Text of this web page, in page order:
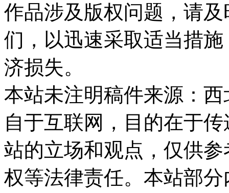
作品涉及版权问题，请
们，以迅速采取适当措
济损失。
本站未注明稿件来源：
自于互联网，目的在于
站的立场和观点，仅供
权等法律责任。本站部